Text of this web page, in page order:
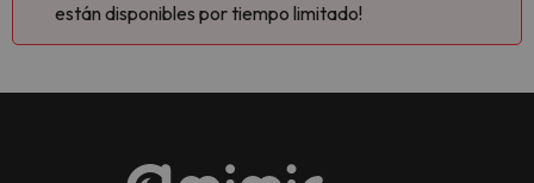
están disponibles por tiempo limitado!